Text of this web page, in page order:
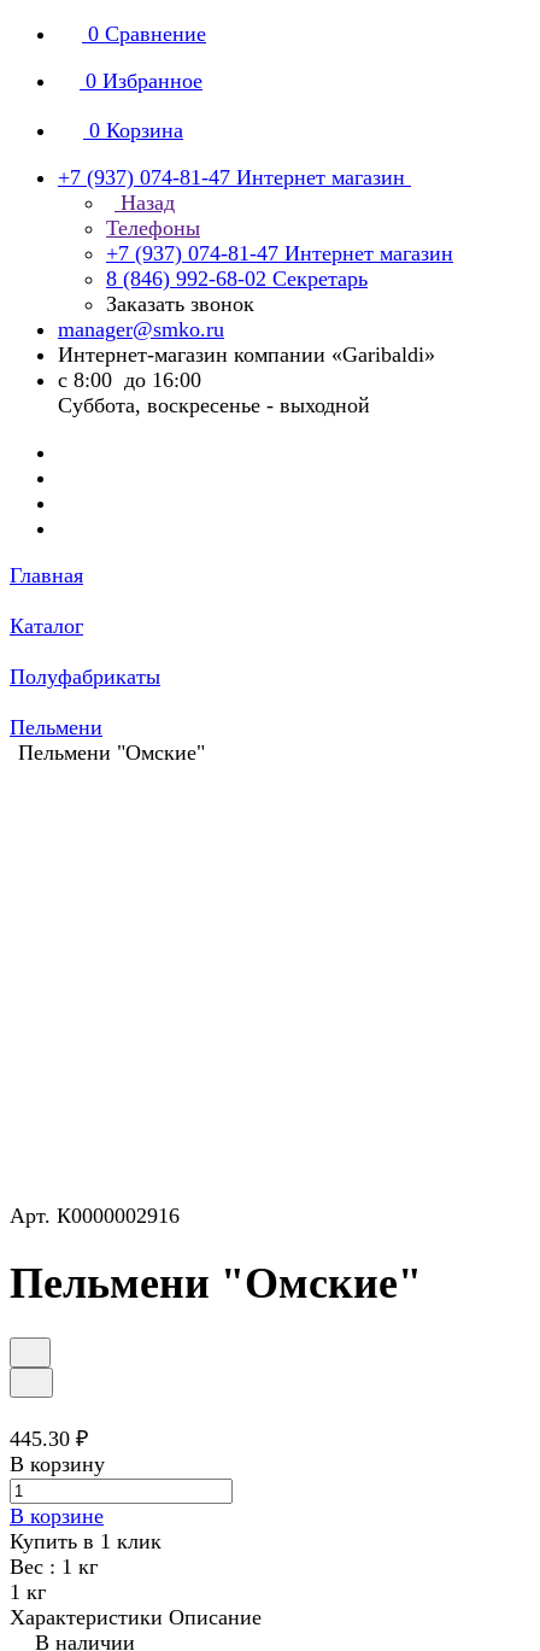
0 Сравнение
0 Избранное
0 Корзина
+7 (937) 074-81-47 Интернет магазин
Назад
Телефоны
+7 (937) 074-81-47 Интернет магазин
8 (846) 992-68-02 Секретарь
Заказать звонок
manager@smko.ru
Интернет-магазин компании «Garibaldi»
с 8:00 до 16:00
Суббота, воскресенье - выходной
Главная
Каталог
Полуфабрикаты
Пельмени
Пельмени "Омские"
Арт. К0000002916
Пельмени "Омские"
445.30 ₽
В корзину
В корзине
Купить в 1 клик
Вес : 1 кг
1 кг
Характеристики Описание
В наличии